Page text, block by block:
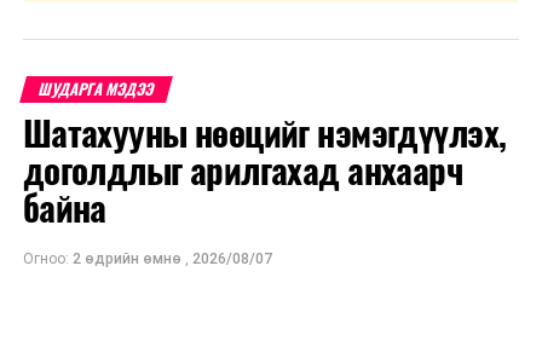
ШУДАРГА МЭДЭЭ
Шатахууны нөөцийг нэмэгдүүлэх,
доголдлыг арилгахад анхаарч
байна
Огноо: 2 өдрийн өмнө , 2026/08/07